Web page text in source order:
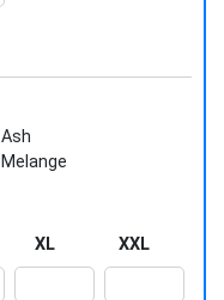
Ash
Melange
XL XXL